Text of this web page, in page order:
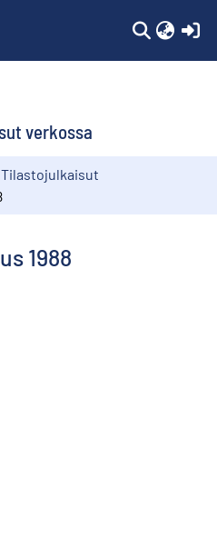
verkossa
Tilastojulkaisut
1988